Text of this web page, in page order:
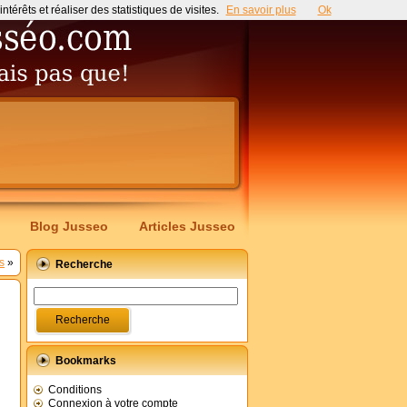
Blog Jusseo Articles Jusseo
» Recherche
Bookmarks
Conditions
Connexion à votre compte
et réaliser des statistiques de visites. En savoir plus Ok